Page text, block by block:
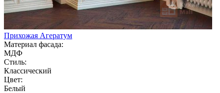
Прихожая Агератум
Материал фасада:
МДФ
Стиль:
Классический
Цвет:
Белый